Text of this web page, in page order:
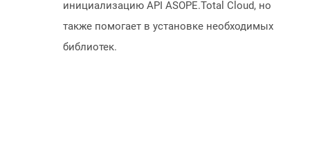
инициализацию API ASOPE.Total Cloud, но
также помогает в установке необходимых
библиотек.